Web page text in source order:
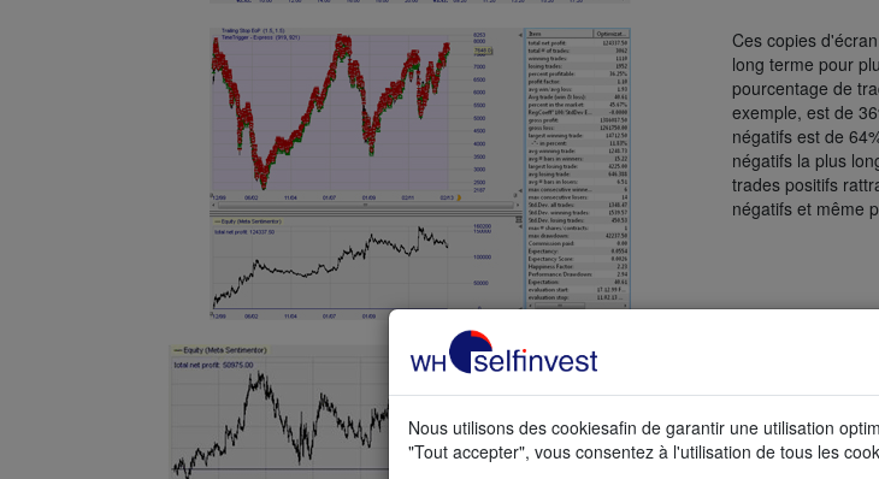
Ces copies
long terme pour
pourcentage de
exemple, est de
négatifs est de
négatifs la plus
trades positifs
négatifs et même
Nous utilisons des cookiesafin de garantir une utilisation
"Tout accepter", vous consentez à l'utilisation de tous les